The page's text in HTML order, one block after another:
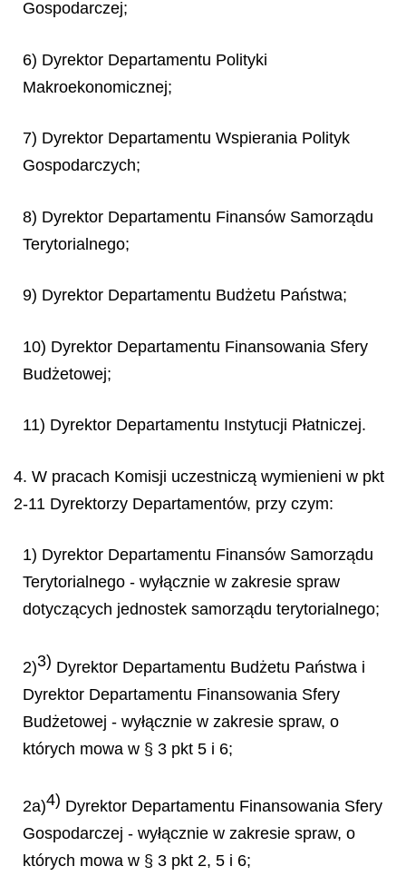
Gospodarczej;
6) Dyrektor Departamentu Polityki
Makroekonomicznej;
7) Dyrektor Departamentu Wspierania Polityk
Gospodarczych;
8) Dyrektor Departamentu Finansów Samorządu
Terytorialnego;
9) Dyrektor Departamentu Budżetu Państwa;
10) Dyrektor Departamentu Finansowania Sfery
Budżetowej;
11) Dyrektor Departamentu Instytucji Płatniczej.
4. W pracach Komisji uczestniczą wymienieni w pkt
2-11 Dyrektorzy Departamentów, przy czym:
1) Dyrektor Departamentu Finansów Samorządu
Terytorialnego - wyłącznie w zakresie spraw
dotyczących jednostek samorządu terytorialnego;
2)3) Dyrektor Departamentu Budżetu Państwa i
Dyrektor Departamentu Finansowania Sfery
Budżetowej - wyłącznie w zakresie spraw, o
których mowa w § 3 pkt 5 i 6;
2a)4) Dyrektor Departamentu Finansowania Sfery
Gospodarczej - wyłącznie w zakresie spraw, o
których mowa w § 3 pkt 2, 5 i 6;